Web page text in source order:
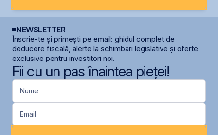
NEWSLETTER
Înscrie-te și primești pe email: ghidul complet de
deducere fiscală, alerte la schimbari legislative și oferte
exclusive pentru investitori noi.
Fii cu un pas înaintea pieței!
Nume
Email